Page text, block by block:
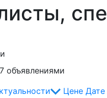
объявлениями
Цене Дате